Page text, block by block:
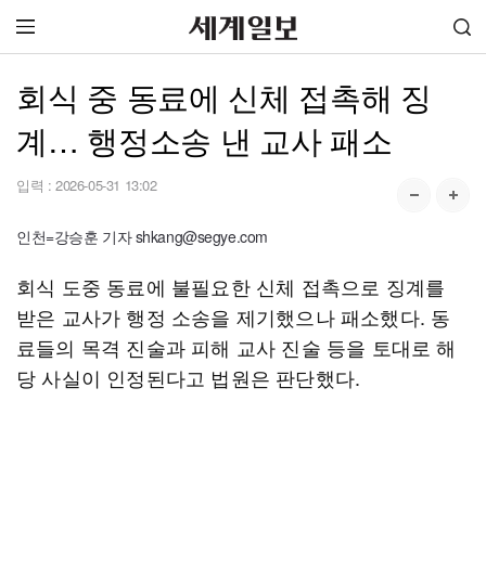
회식 중 동료에 신체 접촉해 징
계… 행정소송 낸 교사 패소
입력 : 2026-05-31 13:02
인천=강승훈 기자 shkang@segye.com
회식 도중 동료에 불필요한 신체 접촉으로 징계를
받은 교사가 행정 소송을 제기했으나 패소했다. 동
료들의 목격 진술과 피해 교사 진술 등을 토대로 해
당 사실이 인정된다고 법원은 판단했다.